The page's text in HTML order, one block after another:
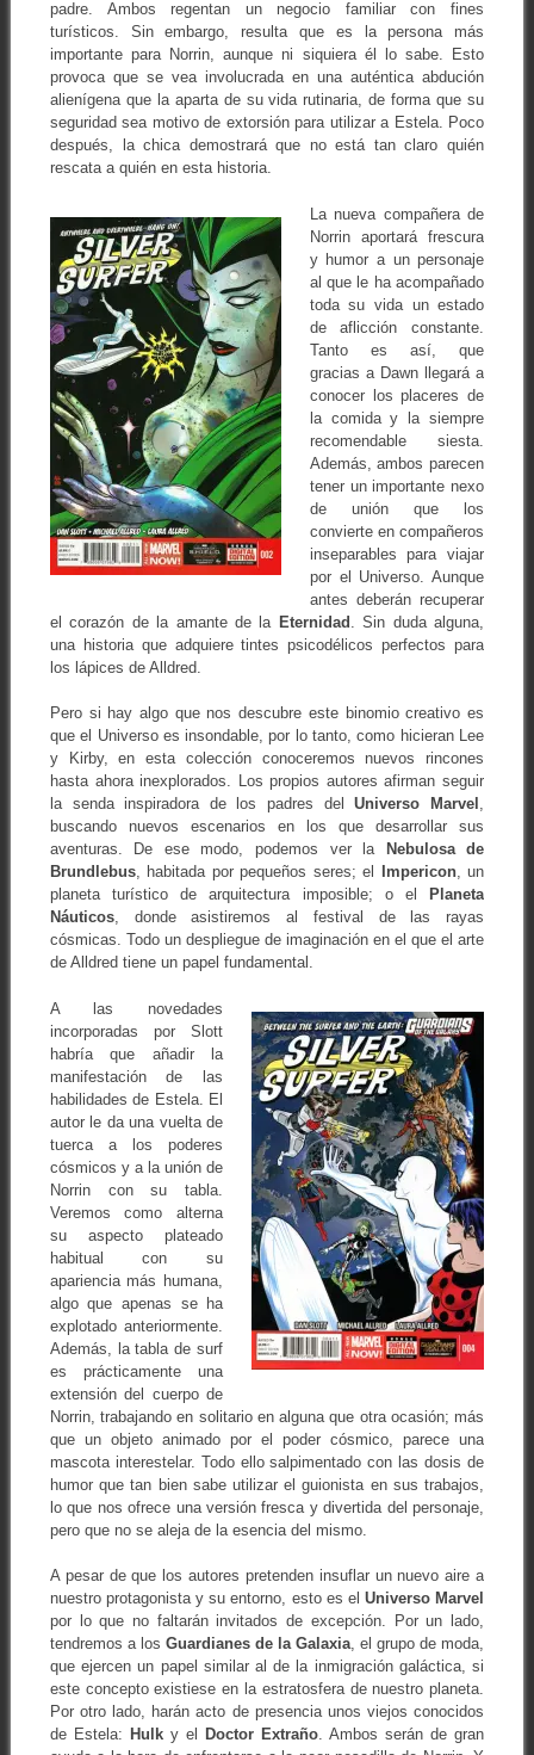
padre. Ambos regentan un negocio familiar con fines
turísticos. Sin embargo, resulta que es la persona más
importante para Norrin, aunque ni siquiera él lo sabe. Esto
provoca que se vea involucrada en una auténtica abdución
alienígena que la aparta de su vida rutinaria, de forma que su
seguridad sea motivo de extorsión para utilizar a Estela. Poco
después, la chica demostrará que no está tan claro quién
rescata a quién en esta historia.
La nueva compañera de
Norrin aportará frescura
y humor a un personaje
al que le ha acompañado
toda su vida un estado
de aflicción constante.
Tanto es así, que
gracias a Dawn llegará a
conocer los placeres de
la comida y la siempre
recomendable siesta.
Además, ambos parecen
tener un importante nexo
de unión que los
convierte en compañeros
inseparables para viajar
por el Universo. Aunque
antes deberán recuperar
el corazón de la amante de la Eternidad
. Sin duda alguna,
una historia que adquiere tintes psicodélicos perfectos para
los lápices de Alldred.
Pero si hay algo que nos descubre este binomio creativo es
que el Universo es insondable, por lo tanto, como hicieran Lee
y Kirby, en esta colección conoceremos nuevos rincones
hasta ahora inexplorados. Los propios autores afirman seguir
la senda inspiradora de los padres delUniverso Marvel ,
buscando nuevos escenarios en los que desarrollar sus
aventuras. De ese modo, podemos ver la
Nebulosa de
Brundlebus, habitada por pequeños seres; el Impericon, un
planeta turístico de arquitectura imposible; o el
Planeta
Náuticos, donde asistiremos al festival de las rayas
cósmicas. Todo un despliegue de imaginación en el que el arte
de Alldred tiene un papel fundamental.
A las novedades
incorporadas por Slott
habría que añadir la
manifestación de las
habilidades de Estela. El
autor le da una vuelta de
tuerca a los poderes
cósmicos y a la unión de
Norrin con su tabla.
Veremos como alterna
su aspecto plateado
habitual con su
apariencia más humana,
algo que apenas se ha
explotado anteriormente.
Además, la tabla de surf
es prácticamente una
extensión del cuerpo de
Norrin, trabajando en solitario en alguna que otra ocasión; más
que un objeto animado por el poder cósmico, parece una
mascota interestelar. Todo ello salpimentado con las dosis de
humor que tan bien sabe utilizar el guionista en sus trabajos,
lo que nos ofrece una versión fresca y divertida del personaje,
pero que no se aleja de la esencia del mismo.
A pesar de que los autores pretenden insuflar un nuevo aire a
nuestro protagonista y su entorno, esto es el Universo Marvel
por lo que no faltarán invitados de excepción. Por un lado,
tendremos a los Guardianes de la Galaxia, el grupo de moda,
que ejercen un papel similar al de la inmigración galáctica, si
este concepto existiese en la estratosfera de nuestro planeta.
Por otro lado, harán acto de presencia unos viejos conocidos
de Estela: Hulky el Doctor Extraño. Ambos serán de gran